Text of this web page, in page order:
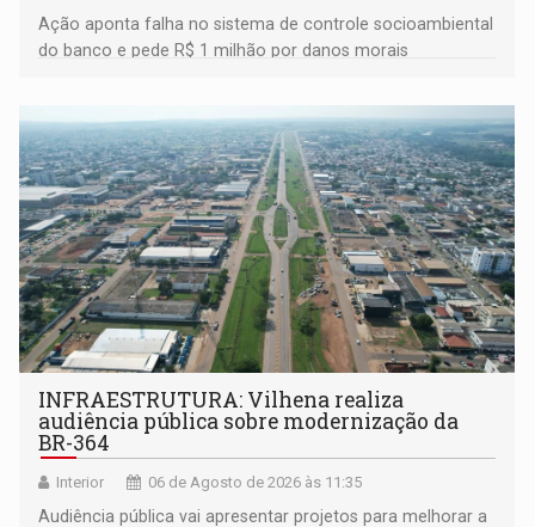
Ação aponta falha no sistema de controle socioambiental
do banco e pede R$ 1 milhão por danos morais
INFRAESTRUTURA: Vilhena realiza
audiência pública sobre modernização da
BR-364
Interior 06 de Agosto de 2026 às 11:35
Audiência pública vai apresentar projetos para melhorar a